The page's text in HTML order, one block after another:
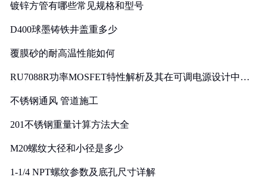
镀锌方管有哪些常见规格和型号
D400球墨铸铁井盖重多少
覆膜砂的耐高温性能如何
RU7088R功率MOSFET特性解析及其在可调电源设计中的
不锈钢通风 管道施工
201不锈钢重量计算方法大全
M20螺纹大径和小径是多少
1-1/4 NPT螺纹参数及底孔尺寸详解